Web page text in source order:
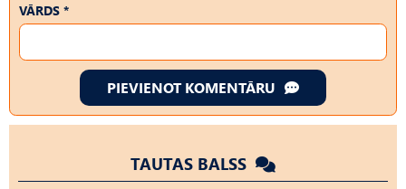
VĀRDS *
PIEVIENOT KOMENTĀRU
TAUTAS BALSS